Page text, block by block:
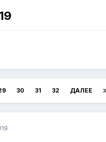
30 31 32 ДАЛЕЕ